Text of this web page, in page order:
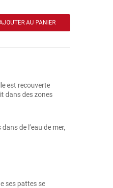
est recouverte
dans des zones
de l’eau de mer,
ses pattes se